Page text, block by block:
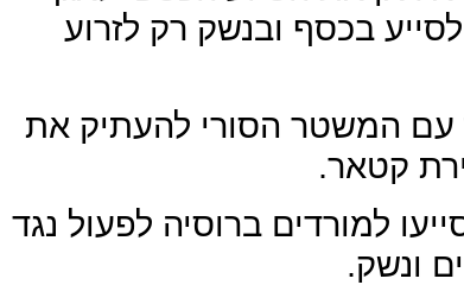
בכסף ובנשק רק לזרוע
עם המשטר הסורי להעתיק את
קטאר.
למורדים ברוסיה לפעול נגד
ונשק.